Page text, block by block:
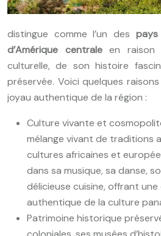
distingue comme l’un des
d’Amérique centraleen raison
culturelle, de son histoire
préservée. Voici quelques
joyau authentique de la région :
Culture vivante et
mélange vivant de traditions
cultures africaines et
dans sa musique, sa danse,
délicieuse cuisine, offrant
authentique de la culture
Patrimoine historique